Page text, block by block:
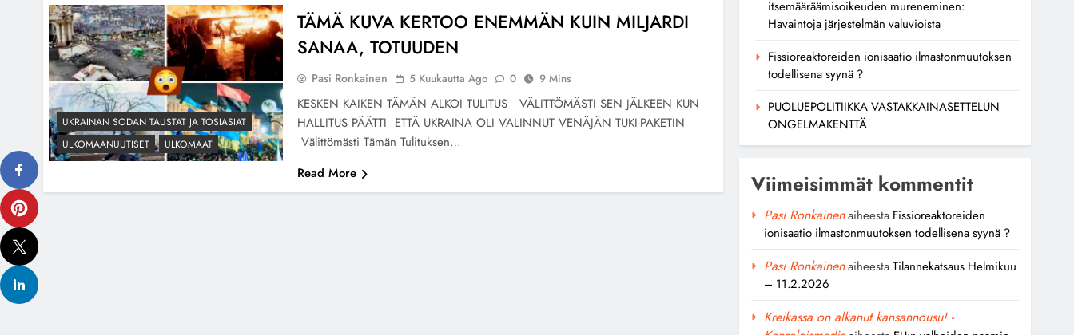
UKRAINAN SODAN TAUSTAT JA TOSIASIAT
ULKOMAANUUTISET
ULKOMAAT
TÄMÄ KUVA KERTOO ENEMMÄN KUIN MILJARDI
SANAA, TOTUUDEN
Pasi Ronkainen 5 Kuukautta Ago 0 9 Mins
KESKEN KAIKEN TÄMÄN ALKOI TULITUS VÄLITTÖMÄSTI SEN JÄLKEEN KUN
HALLITUS PÄÄTTI ETTÄ UKRAINA OLI VALINNUT VENÄJÄN TUKI-PAKETIN
Välittömästi Tämän Tulituksen…
Read More
itsemääräämisoikeuden mureneminen:
Havaintoja järjestelmän valuvioista
Fissioreaktoreiden ionisaatio ilmastonmuutoksen
todellisena syynä ?
PUOLUEPOLITIIKKA VASTAKKAINASETTELUN
ONGELMAKENTTÄ
Viimeisimmät kommentit
Pasi Ronkainenaiheesta Fissioreaktoreiden
ionisaatio ilmastonmuutoksen todellisena syynä ?
Pasi RonkainenaiheestaTilannekatsaus Helmikuu
– 11.2.2026
Kreikassa on alkanut kansannousu! -